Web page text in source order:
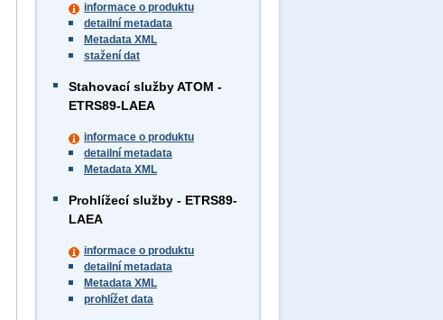
informace o produktu
detailní metadata
Metadata XML
stažení dat
Stahovací služby ATOM -
ETRS89-LAEA
informace o produktu
detailní metadata
Metadata XML
Prohlížecí služby - ETRS89-
LAEA
informace o produktu
detailní metadata
Metadata XML
prohlížet data